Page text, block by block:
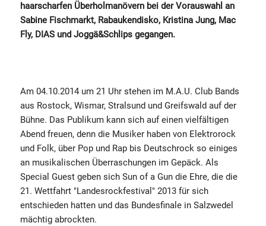
haarscharfen Überholmanövern bei der Vorauswahl an
Sabine Fischmarkt, Rabaukendisko, Kristina Jung, Mac
Fly, DIAS und Joggä&Schlips gegangen.
Am 04.10.2014 um 21 Uhr stehen im M.A.U. Club Bands
aus Rostock, Wismar, Stralsund und Greifswald auf der
Bühne. Das Publikum kann sich auf einen vielfältigen
Abend freuen, denn die Musiker haben von Elektrorock
und Folk, über Pop und Rap bis Deutschrock so einiges
an musikalischen Überraschungen im Gepäck. Als
Special Guest geben sich Sun of a Gun die Ehre, die die
21. Wettfahrt "Landesrockfestival" 2013 für sich
entschieden hatten und das Bundesfinale in Salzwedel
mächtig abrockten.